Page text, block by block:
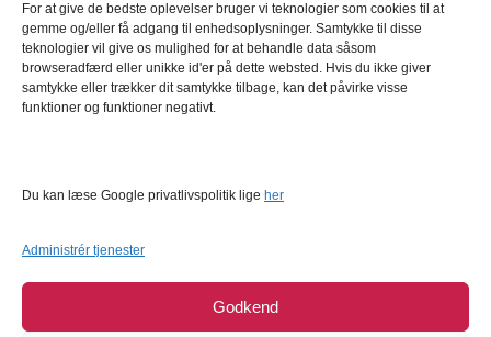
For at give de bedste oplevelser bruger vi teknologier som cookies til at
gemme og/eller få adgang til enhedsoplysninger. Samtykke til disse
teknologier vil give os mulighed for at behandle data såsom
browseradfærd eller unikke id'er på dette websted. Hvis du ikke giver
samtykke eller trækker dit samtykke tilbage, kan det påvirke visse
funktioner og funktioner negativt.
Du kan læse Google privatlivspolitik lige her
Administrér tjenester
Godkend
Kundeservice
FAQ – Ofte stillede spørgsmål
Om Bagetid.dk
Se Fødevarestyrelsens smiley-rapporter